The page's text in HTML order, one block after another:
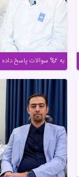
به ۲% سوالات پاسخ داده شده